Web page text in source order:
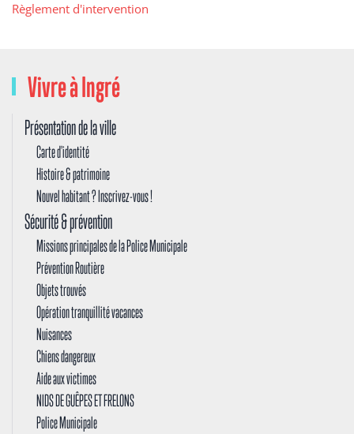
Règlement d'intervention
Vivre à Ingré
Présentation de la ville
Carte d'identité
Histoire & patrimoine
Nouvel habitant ? Inscrivez-vous !
Sécurité & prévention
Missions principales de la Police Municipale
Prévention Routière
Objets trouvés
Opération tranquillité vacances
Nuisances
Chiens dangereux
Aide aux victimes
NIDS DE GUÊPES ET FRELONS
Police Municipale